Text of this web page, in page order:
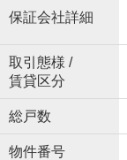
保証会社詳細
取引態様 /
賃貸区分
総戸数
物件番号